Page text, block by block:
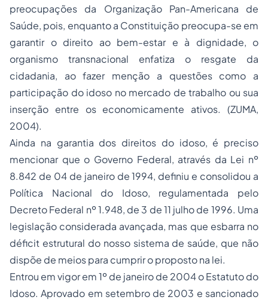
preocupações da Organização Pan-Americana de
Saúde, pois, enquanto a Constituição preocupa-se em
garantir o direito ao bem-estar e à dignidade, o
organismo transnacional enfatiza o resgate da
cidadania, ao fazer menção a questões como a
participação do idoso no mercado de trabalho ou sua
inserção entre os economicamente ativos. (ZUMA,
2004).
Ainda na garantia dos direitos do idoso, é preciso
mencionar que o Governo Federal, através da Lei nº
8.842 de 04 de janeiro de 1994, definiu e consolidou a
Política Nacional do Idoso, regulamentada pelo
Decreto Federal nº 1.948, de 3 de 11 julho de 1996. Uma
legislação considerada avançada, mas que esbarra no
déficit estrutural do nosso sistema de saúde, que não
dispõe de meios para cumprir o proposto na lei.
Entrou em vigor em 1º de janeiro de 2004 o Estatuto do
Idoso. Aprovado em setembro de 2003 e sancionado